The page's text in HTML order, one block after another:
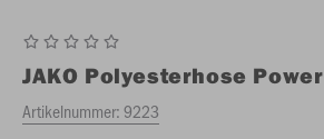
JAKO Polyesterhose Power
Artikelnummer:9223